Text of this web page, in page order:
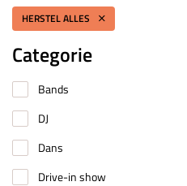
HERSTEL ALLES
Categorie
Bands
DJ
Dans
Drive-in show